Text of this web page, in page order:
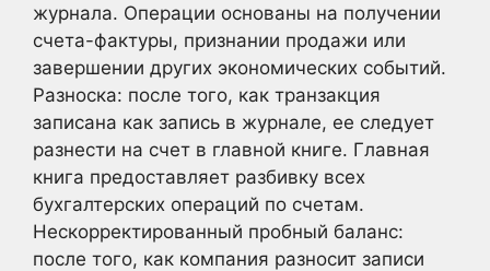
журнала. Операции основаны на получении
счета-фактуры, признании продажи или
завершении других экономических событий.
Разноска: после того, как транзакция
записана как запись в журнале, ее следует
разнести на счет в главной книге. Главная
книга предоставляет разбивку всех
бухгалтерских операций по счетам.
Нескорректированный пробный баланс:
после того, как компания разносит записи